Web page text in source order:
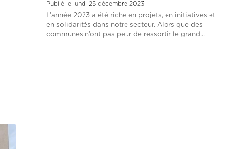
Publié le lundi 25 décembre 2023
L’année 2023 a été riche en projets, en initiatives et
en solidarités dans notre secteur. Alors que des
communes n’ont pas peur de ressortir le grand...